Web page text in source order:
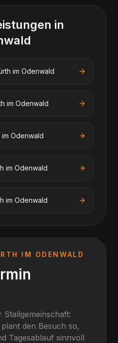
in
im Odenwald
im Odenwald
im Odenwald
im Odenwald
im Odenwald
IM ODENWALD
Stallgemeinschaft:
den Besuch so,
Tagesablauf sinnvoll